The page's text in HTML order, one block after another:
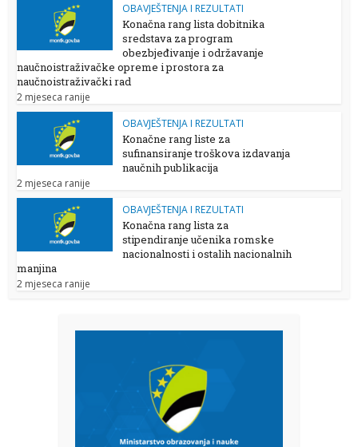
OBAVJEŠTENJA I REZULTATI
Konačna rang lista dobitnika
sredstava za program
obezbjeđivanje i održavanje
naučnoistraživačke opreme i prostora za
naučnoistraživački rad
2 mjeseca ranije
OBAVJEŠTENJA I REZULTATI
Konačne rang liste za
sufinansiranje troškova izdavanja
naučnih publikacija
2 mjeseca ranije
OBAVJEŠTENJA I REZULTATI
Konačna rang lista za
stipendiranje učenika romske
nacionalnosti i ostalih nacionalnih
manjina
2 mjeseca ranije